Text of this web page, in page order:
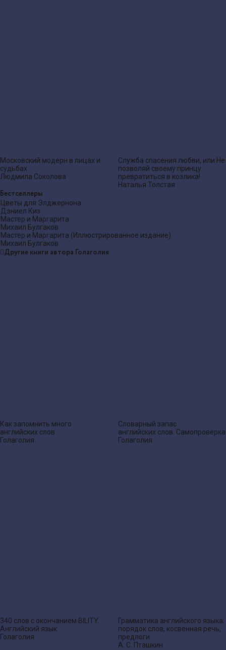
Московский модерн в лицах и
судьбах
Людмила Соколова
Служба спасения любви, или Не
позволяй своему принцу
превратиться в козлика!
Наталья Толстая
Бестселлеры
Цветы для Элджернона
Дэниел Киз
Мастер и Маргарита
Михаил Булгаков
Мастер и Маргарита (Иллюстрированное издание)
Михаил Булгаков
Другие книги автора Голаголия
Как запомнить много
английских слов
Голаголия
Словарный запас
английских слов. Самопроверка
Голаголия
340 слов с окончанием BILITY.
Английский язык
Голаголия
Грамматика английского языка:
порядок слов, косвенная речь,
предлоги
А. С. Пташкин